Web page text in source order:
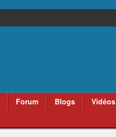
Forum Blogs Vidéos